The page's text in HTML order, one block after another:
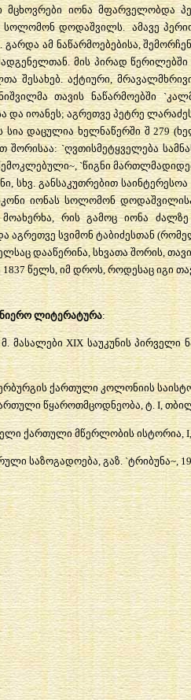
მცხოვრები იონა მფარველობდა
სოლომონ დოდაშვილს.ამავე
.გარდა ამ ნაწარმოებებისა,
.მის პირად წერილებში
შესახებ.აქტიური,
თავის ნაწარმოებში`
და იოანეს;აგრეთვე პეტრე
სია დაცულია ხელნაწერში შ 279 (
შორისაა: `ღვთისმეტყველება
~, `წიგნი
,სხვ.განსაკუთრებით საინტერესოა
იონას სოლომონ
მოახერხა,რის გამოც იონა ძალზე
აგრეთვე სვიმონ ტაბიძესთან(
დააწერინა,სხვათა შორის,
1837წელს, იმ დროს,როდესაც იგი
ლიტერატურა:
მ. მასალები XIX საუკუნის პირველი
ქართული კოლონიის
წყაროთმცოდნეობა,ტ. I,
ქართული მწერლობის ისტორია,
საზოგადოება, გაზ. `ტრიბუნა~,